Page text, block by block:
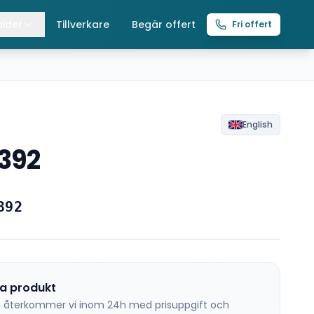
Tillverkare Begär offert Fri offert
English
produkt
återkommer vi inom 24h med prisuppgift och